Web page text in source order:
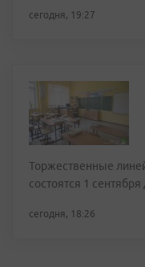
сегодня, 19:27
Торжественные
состоятся 1
сегодня, 18:26